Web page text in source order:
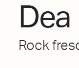
Dea
Rock